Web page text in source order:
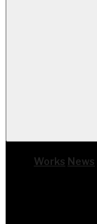
Works News